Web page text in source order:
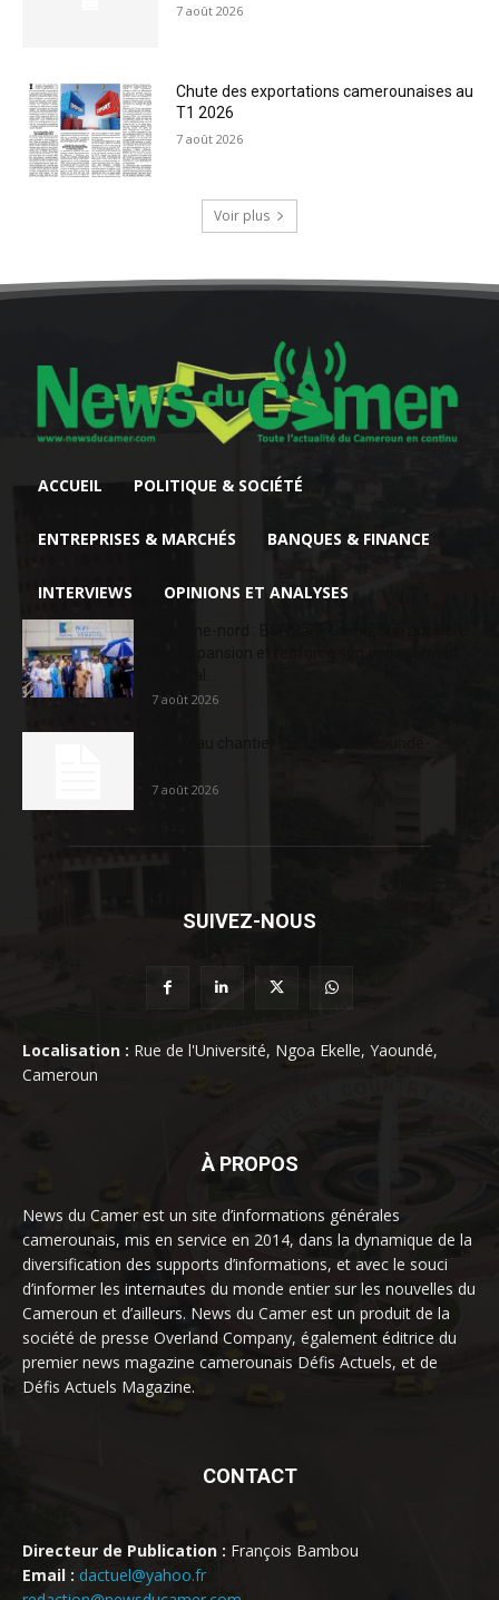
7 août 2026
Chute des exportations camerounaises au
T1 2026
7 août 2026
Voir plus
ACCUEIL POLITIQUE & SOCIÉTÉ
ENTREPRISES & MARCHÉS BANQUES & FINANCE
INTERVIEWS OPINIONS ET ANALYSES
7 août 2026
7 août 2026
SUIVEZ-NOUS
Localisation : Rue de l'Université, Ngoa Ekelle, Yaoundé,
Cameroun
À PROPOS
News du Camer est un site d’informations générales
camerounais, mis en service en 2014, dans la dynamique de la
diversification des supports d’informations, et avec le souci
d’informer les internautes du monde entier sur les nouvelles du
Cameroun et d’ailleurs. News du Camer est un produit de la
société de presse Overland Company, également éditrice du
premier news magazine camerounais Défis Actuels, et de
Défis Actuels Magazine.
CONTACT
Directeur de Publication : François Bambou
Email : dactuel@yahoo.fr